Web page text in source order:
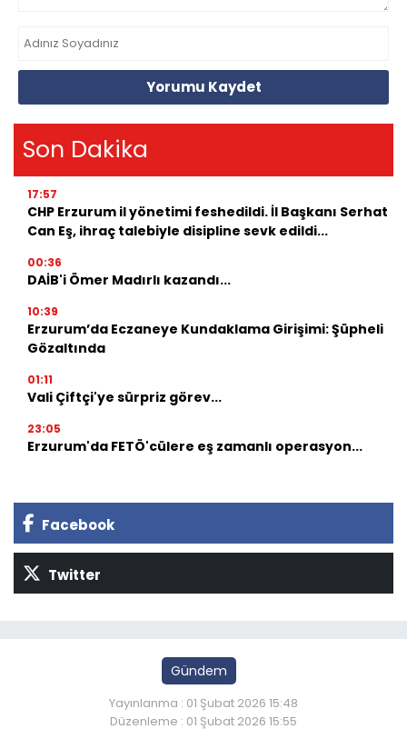
Yorumu Kaydet
Son Dakika
17:57
CHP Erzurum il yönetimi feshedildi. İl Başkanı Serhat
Can Eş, ihraç talebiyle disipline sevk edildi...
00:36
DAİB'i Ömer Madırlı kazandı...
10:39
Erzurum’da Eczaneye Kundaklama Girişimi: Şüpheli
Gözaltında
01:11
Vali Çiftçi'ye sürpriz görev...
23:05
Erzurum'da FETÖ'cülere eş zamanlı operasyon...
Facebook
Twitter
Gündem
Yayınlanma : 01 Şubat 2026 15:48
Düzenleme : 01 Şubat 2026 15:55